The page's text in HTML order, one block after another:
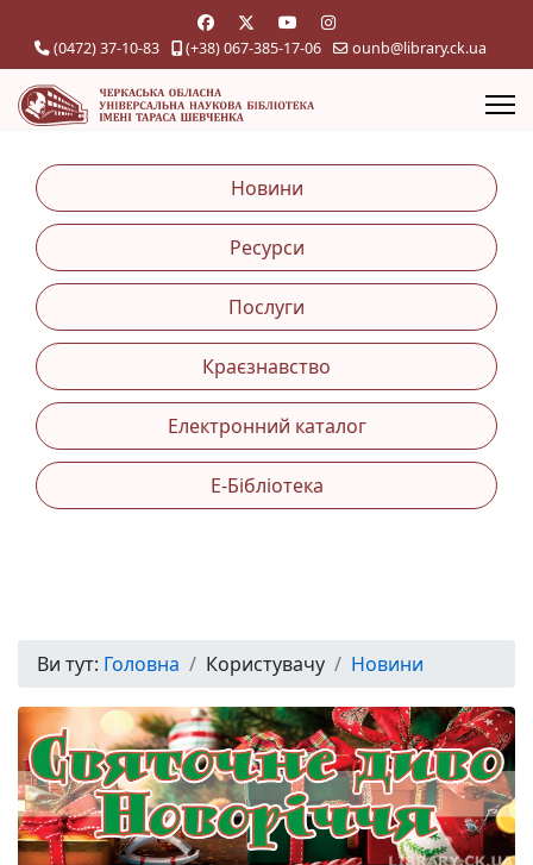
(0472) 37-10-83 (+38) 067-385-17-06 ounb@library.ck.ua
Новини
Ресурси
Послуги
Краєзнавство
Електронний каталог
Е-Бібліотека
Ви тут: Головна Користувачу Новини